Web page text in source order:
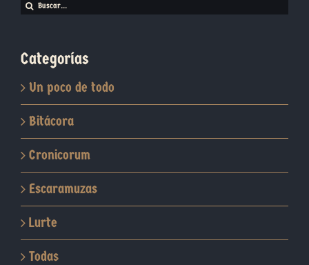
Buscar:
Categorías
Un poco de todo
Bitácora
Cronicorum
Escaramuzas
Lurte
Todas